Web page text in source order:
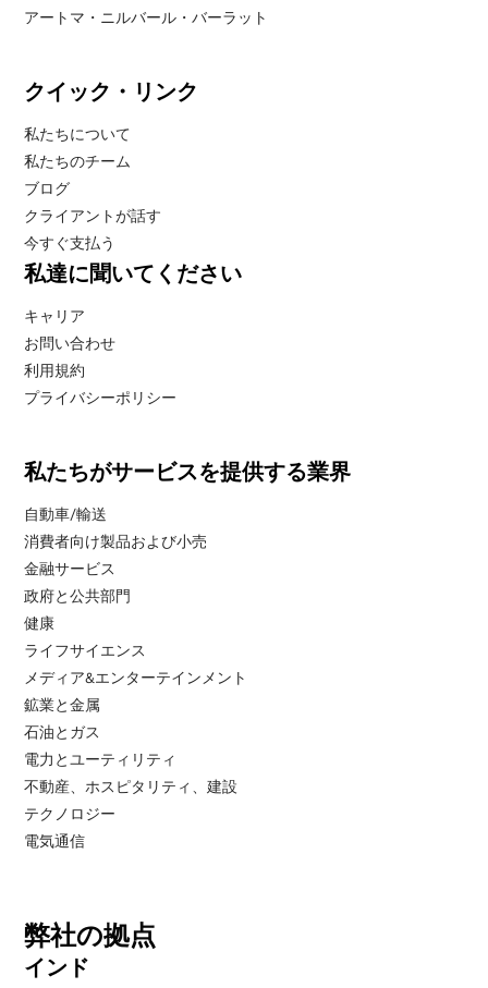
アートマ・ニルバール・バーラット
クイック・リンク
私たちについて
私たちのチーム
ブログ
クライアントが話す
今すぐ支払う
私達に聞いてください
キャリア
お問い合わせ
利用規約
プライバシーポリシー
私たちがサービスを提供する業界
自動車/輸送
消費者向け製品および小売
金融サービス
政府と公共部門
健康
ライフサイエンス
メディア&エンターテインメント
鉱業と金属
石油とガス
電力とユーティリティ
不動産、ホスピタリティ、建設
テクノロジー
電気通信
弊社の拠点
インド